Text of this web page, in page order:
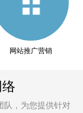
网站推广营销
队，为您提供针对